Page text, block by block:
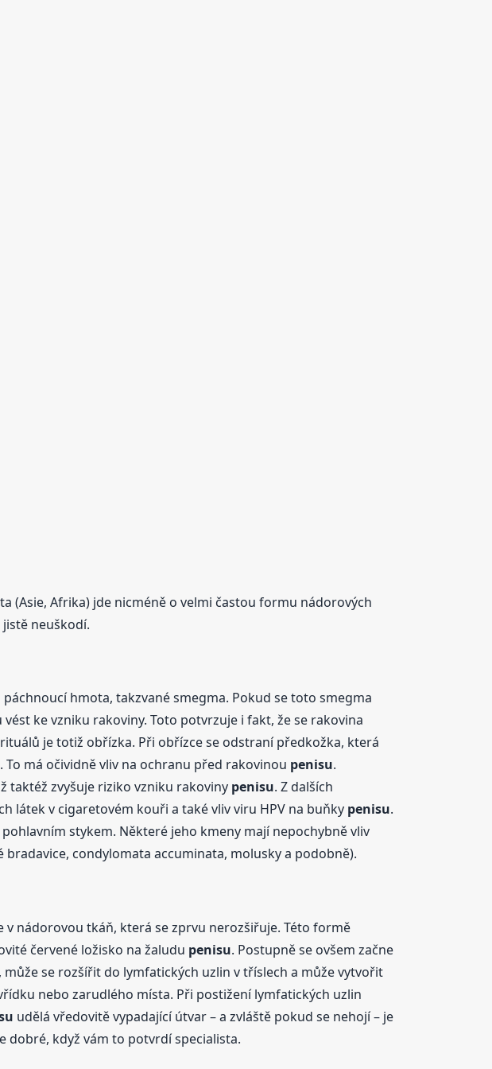
(Asie, Afrika) jde nicméně o velmi častou formu nádorových
neuškodí.
hmota, takzvané smegma. Pokud se toto smegma
ke vzniku rakoviny. Toto potvrzuje i fakt, že se rakovina
je totiž obřízka. Při obřízce se odstraní předkožka, která
má očividně vliv na ochranu před rakovinou penisu.
taktéž zvyšuje riziko vzniku rakoviny penisu. Z dalších
látek v cigaretovém kouři a také vliv viru HPV na buňky penisu.
stykem. Některé jeho kmeny mají nepochybně vliv
condylomata accuminata, molusky a podobně).
nádorovou tkáň, která se zprvu nerozšiřuje. Této formě
červené ložisko na žaludu penisu. Postupně se ovšem začne
může se rozšířit do lymfatických uzlin v tříslech a může vytvořit
nebo zarudlého místa. Při postižení lymfatických uzlin
udělá vředovitě vypadající útvar – a zvláště pokud se nehojí – je
dobré, když vám to potvrdí specialista.